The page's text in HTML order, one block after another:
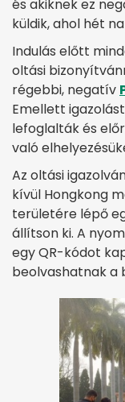
és akiknek ez
küldik, ahol hét
Indulás előtt
oltási
régebbi, negatív
Emellett
lefoglalták és
való
Az oltási
kívül Hongkong
területére lépő
állítson ki. A
egy QR-kódot
beolvashatnak a